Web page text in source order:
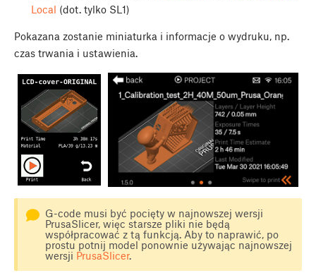
Local (dot. tylko SL1)
Pokazana zostanie miniaturka i informacje o wydruku, np.
czas trwania i ustawienia.
G-code musi być pocięty w najnowszej wersji
PrusaSlicer, więc starsze pliki nie będą
współpracować z tą funkcją. Aby to naprawić, po
prostu potnij model ponownie używając najnowszej
wersji PrusaSlicer.